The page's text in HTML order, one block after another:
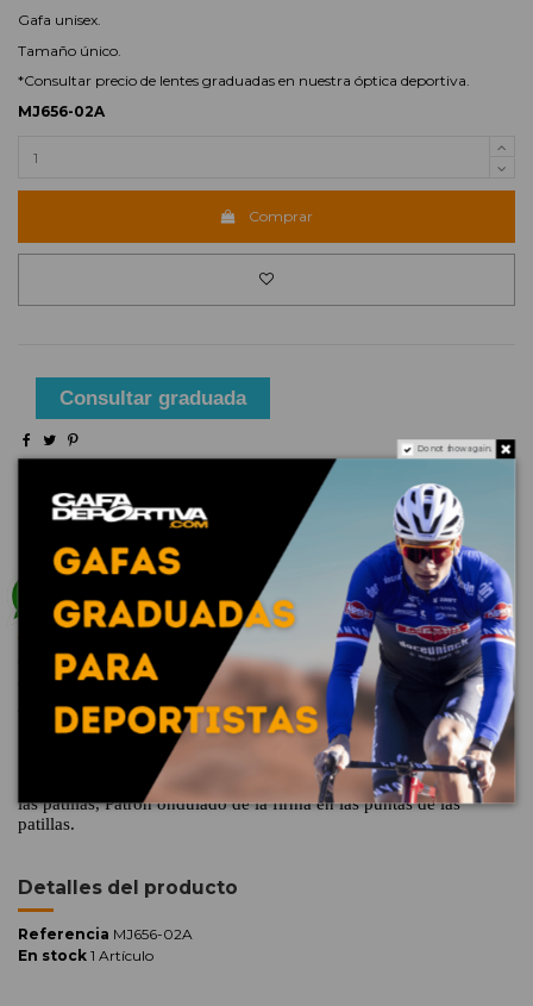
Gafa unisex.
Tamaño único.
*Consultar precio de lentes graduadas en nuestra óptica deportiva.
MJ656-02A
Comprar
Consultar graduada
Envío gratuito a partir de 100€ (península)
Tiempo de entrega: 48 horas en productos de stock
Descripción
Gafas de sol polarizadas sin montura Una inspiración
contemporánea extraída de la icónica Ho'okipa, Laulima es ligera
y se adapta al tiempo activo y de ocio al aire libre. Diseñadas con
MauiPure, aportan estilo y funcionalidad a su mundo al aire libre.
Detalles de la montura: Exclusiva tecnología de lente
PolarizedPlus2®, Vista aérea del logotipo de la firma en las
patillas, Slash de la firma en las plaquetas nasales y las puntas de
las patillas, Patrón ondulado de la firma en las puntas de las
patillas.
Detalles del producto
Referencia MJ656-02A
En stock 1 Artículo
Do not show again.